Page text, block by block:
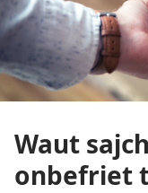
Waut
onbefriet